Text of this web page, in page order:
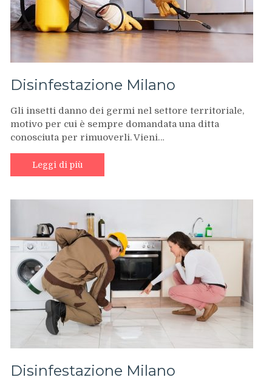
Disinfestazione Milano
Gli insetti danno dei germi nel settore territoriale,
motivo per cui è sempre domandata una ditta
conosciuta per rimuoverli. Vieni…
Leggi di più
Disinfestazione Milano